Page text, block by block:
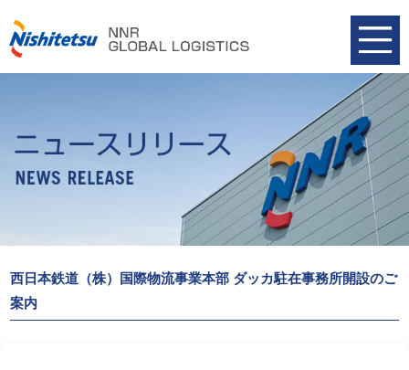
西日本鉄道（株）国際物流事業本部 ダッカ駐在事務所開設のご
案内